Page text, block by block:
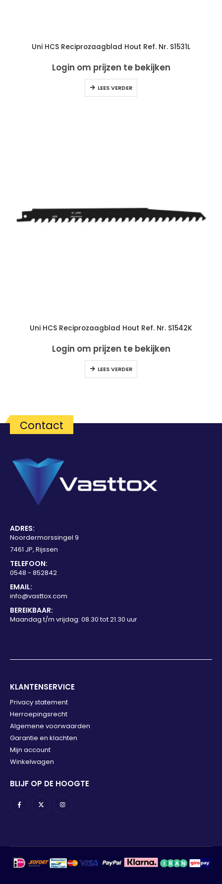
Uni HCS Reciprozaagblad Hout Ref. Nr. S1531L
Login om prijzen te bekijken
LEES VERDER
Uni HCS Reciprozaagblad Hout Ref. Nr. S1542K
Login om prijzen te bekijken
LEES VERDER
Contact
ADRES:
Noordermorssingel 9
7461 JP, Rijssen
TELEFOON:
0548 - 852842
EMAIL:
info@vasttox.com
BEREIKBAAR:
Maandag t/m vrijdag: 08.30 tot 21.30 uur
KLANTENSERVICE
Privacy statement
Herroepingsrecht
Algemene voorwaarden
Garantie en klachten
Mijn account
Winkelwagen
BLIJF OP DE HOOGTE